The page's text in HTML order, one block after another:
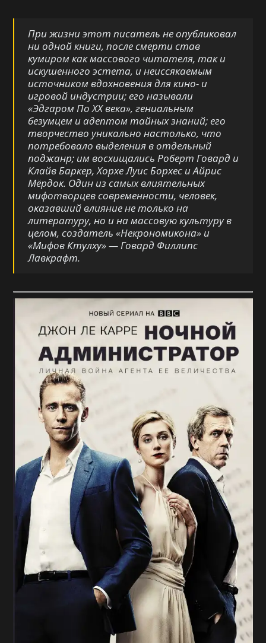
При жизни этот писатель не опубликовал
ни одной книги, после смерти став
кумиром как массового читателя, так и
искушенного эстета, и неиссякаемым
источником вдохновения для кино- и
игровой индустрии; его называли
«Эдгаром По ХХ века», гениальным
безумцем и адептом тайных знаний; его
творчество уникально настолько, что
потребовало выделения в отдельный
поджанр; им восхищались Роберт Говард и
Клайв Баркер, Хорхе Луис Борхес и Айрис
Мёрдок. Один из самых влиятельных
мифотворцев современности, человек,
оказавший влияние не только на
литературу, но и на массовую культуру в
целом, создатель «Некрономикона» и
«Мифов Ктулху» — Говард Филлипс
Лавкрафт.